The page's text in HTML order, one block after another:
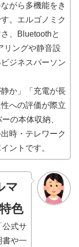
がら多機能をき
。エルゴノミク
、Bluetoothと
リングや静音設
ジネスパーソン
か」「充電が長
への評価が際立
の本体収納、
時・テレワーク
ントです。
マ
色
公式サ
書や一